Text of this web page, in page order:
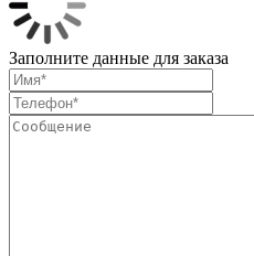
Заполните данные для заказа